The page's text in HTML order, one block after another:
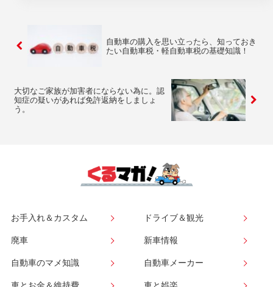
自動車の購入を思い立ったら、知っておき
たい自動車税・軽自動車税の基礎知識！
大切なご家族が加害者にならない為に。認
知症の疑いがあれば免許返納をしましょ
う。
お手入れ＆カスタム ドライブ＆観光
廃車 新車情報
自動車のマメ知識 自動車メーカー